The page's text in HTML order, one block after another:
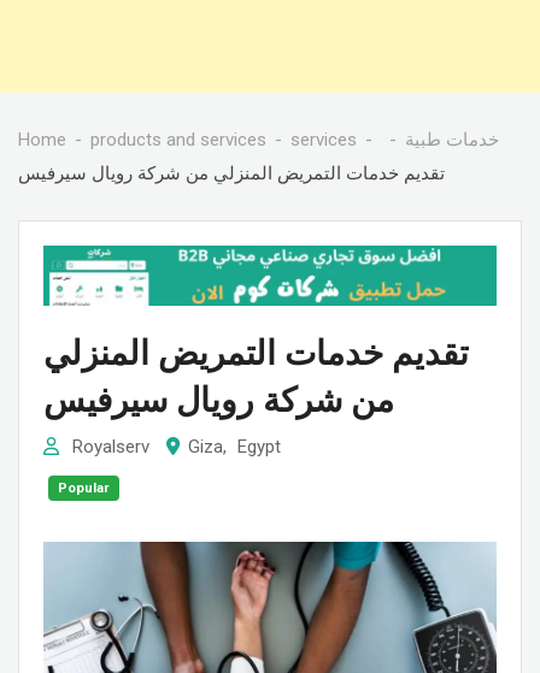
Home products and services services
خدمات طبية
تقديم خدمات التمريض المنزلي من شركة رويال سيرفيس
تقديم خدمات التمريض المنزلي
من شركة رويال سيرفيس
Royalserv Giza, Egypt
Popular